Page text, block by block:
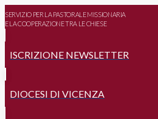
SERVIZIO PER LA PASTORALE MISSIONARIA
E LA COOPERAZIONE TRA LE CHIESE
ISCRIZIONE NEWSLETTER
DIOCESI DI VICENZA